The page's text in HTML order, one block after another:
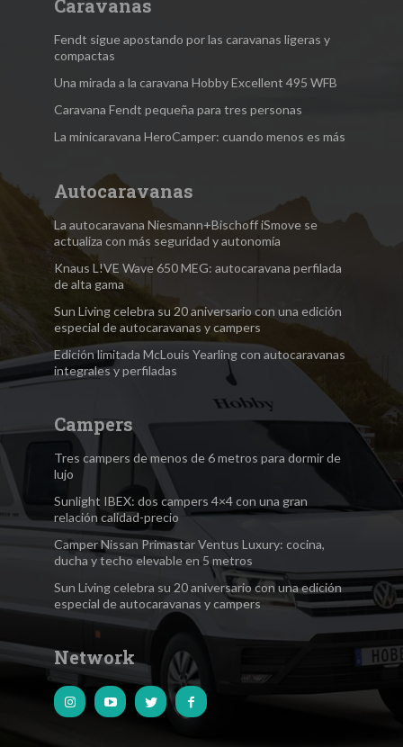
Caravanas
Fendt sigue apostando por las caravanas ligeras y
compactas
Una mirada a la caravana Hobby Excellent 495 WFB
Caravana Fendt pequeña para tres personas
La minicaravana HeroCamper: cuando menos es más
Autocaravanas
La autocaravana Niesmann+Bischoff iSmove se
actualiza con más seguridad y autonomía
Knaus L!VE Wave 650 MEG: autocaravana perfilada
de alta gama
Sun Living celebra su 20 aniversario con una edición
especial de autocaravanas y campers
Edición limitada McLouis Yearling con autocaravanas
integrales y perfiladas
Campers
Tres campers de menos de 6 metros para dormir de
lujo
Sunlight IBEX: dos campers 4×4 con una gran
relación calidad-precio
Camper Nissan Primastar Ventus Luxury: cocina,
ducha y techo elevable en 5 metros
Sun Living celebra su 20 aniversario con una edición
especial de autocaravanas y campers
Network